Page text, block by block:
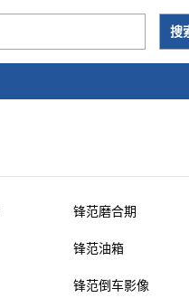
锋范磨合期
锋范油箱
锋范倒车影像